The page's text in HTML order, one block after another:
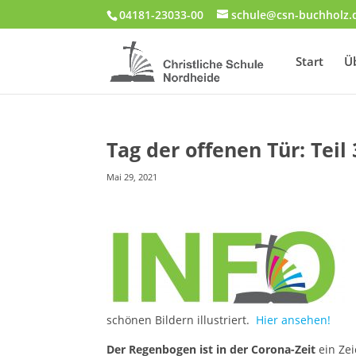
04181-23033-00 schule@csn-
Start
Tag der offenen Tür: Teil
Mai 29, 2021
schönen Bildern illustriert. Hier ansehen!
Der Regenbogen ist in der Corona-Zeit ein